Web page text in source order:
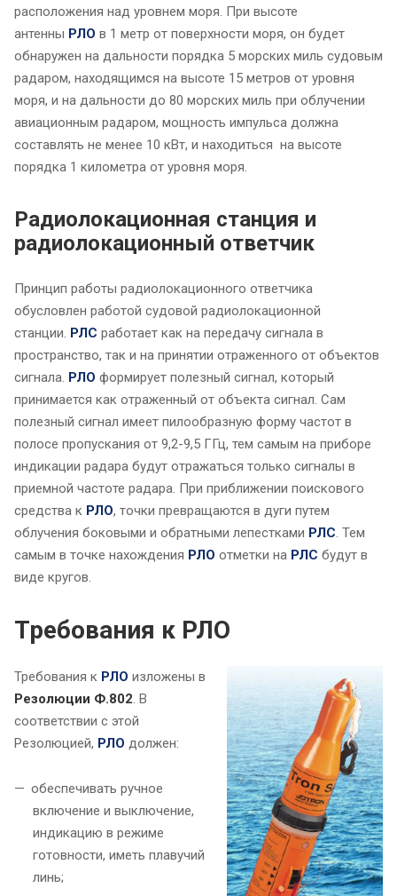
расположения над уровнем моря. При высоте
антенны РЛО в 1 метр от поверхности моря, он будет
обнаружен на дальности порядка 5 морских миль судовым
радаром, находящимся на высоте 15 метров от уровня
моря, и на дальности до 80 морских миль при облучении
авиационным радаром, мощность импульса должна
составлять не менее 10 кВт, и находиться на высоте
порядка 1 километра от уровня моря.
Радиолокационная станция и
радиолокационный ответчик
Принцип работы радиолокационного ответчика
обусловлен работой судовой радиолокационной
станции. РЛС работает как на передачу сигнала в
пространство, так и на принятии отраженного от объектов
сигнала. РЛО формирует полезный сигнал, который
принимается как отраженный от объекта сигнал. Сам
полезный сигнал имеет пилообразную форму частот в
полосе пропускания от 9,2-9,5 ГГц, тем самым на приборе
индикации радара будут отражаться только сигналы в
приемной частоте радара. При приближении поискового
средства к РЛО, точки превращаются в дуги путем
облучения боковыми и обратными лепестками РЛС. Тем
самым в точке нахождения РЛО отметки на РЛС будут в
виде кругов.
Требования к РЛО
Требования к РЛО изложены в
Резолюции Ф.802. В
соответствии с этой
Резолюцией, РЛО должен:
обеспечивать ручное
включение и выключение,
индикацию в режиме
готовности, иметь плавучий
линь;